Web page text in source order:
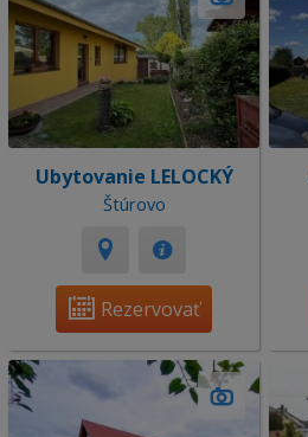
Ubytovanie LELOCKÝ
Štúrovo
Rezervovať